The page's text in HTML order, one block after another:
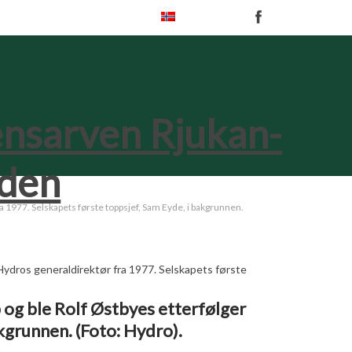
Selskapets første toppsjef, Sam Eyde, i bakgrunnen.
og ble Rolf Østbyes etterfølger
(Foto: Hydro).